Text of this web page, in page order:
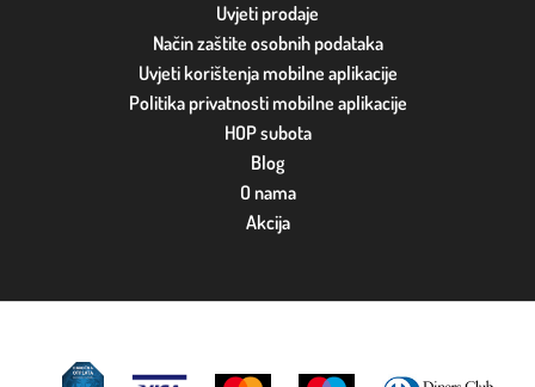
Uvjeti prodaje
Način zaštite osobnih podataka
Uvjeti korištenja mobilne aplikacije
Politika privatnosti mobilne aplikacije
HOP subota
Blog
O nama
Akcija